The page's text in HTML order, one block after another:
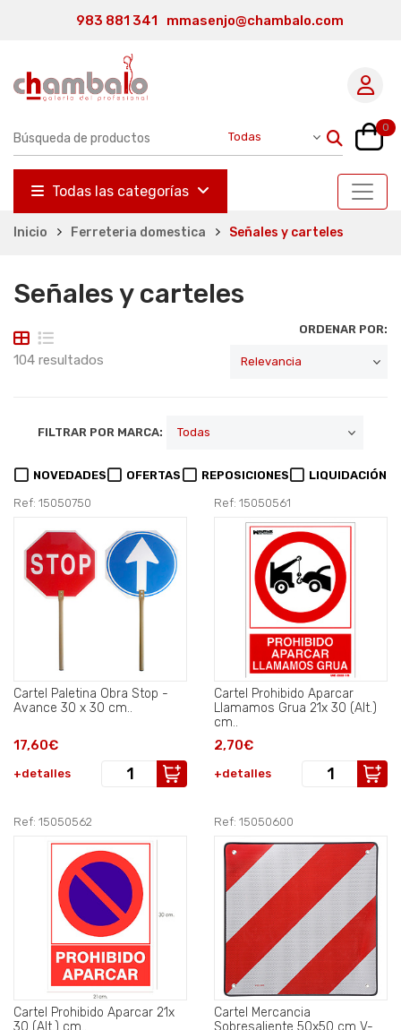
983 881 341 mmasenjo@chambalo.com
0
Todas las categorías
Inicio Ferreteria domestica Señales y carteles
Señales y carteles
104 resultados
ORDENAR POR:
FILTRAR POR MARCA:
NOVEDADES OFERTAS REPOSICIONES LIQUIDACIÓN
Ref: 15050750
Cartel Paletina Obra Stop -
Avance 30 x 30 cm..
17,60€
+detalles
Ref: 15050561
Cartel Prohibido Aparcar
Llamamos Grua 21x 30 (Alt.)
cm..
2,70€
+detalles
Ref: 15050562
Cartel Prohibido Aparcar 21x
30 (Alt.) cm..
Ref: 15050600
Cartel Mercancia
Sobresaliente 50x50 cm V-